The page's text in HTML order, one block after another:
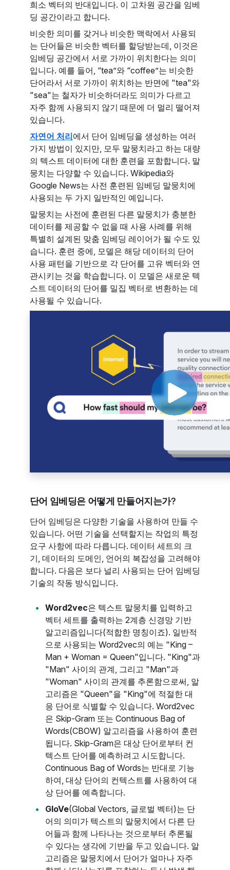
희소 벡터의 반대입니다. 이 고차원 공간을 임베
딩 공간이라고 합니다.
비슷한 의미를 갖거나 비슷한 맥락에서 사용되
는 단어들은 비슷한 벡터를 할당받는데, 이것은
임베딩 공간에서 서로 가까이 위치한다는 의미
입니다. 예를 들어, “tea”와 “coffee”는 비슷한
단어라서 서로 가까이 위치하는 반면에 "tea"와
"sea"는 철자가 비슷하더라도 의미가 다르고
자주 함께 사용되지 않기 때문에 더 멀리 떨어져
있습니다.
자연어 처리에서 단어 임베딩을 생성하는 여러
가지 방법이 있지만, 모두 말뭉치라고 하는 대량
의 텍스트 데이터에 대한 훈련을 포함합니다. 말
뭉치는 다양할 수 있습니다. Wikipedia와
Google News는 사전 훈련된 임베딩 말뭉치에
사용되는 두 가지 일반적인 예입니다.
말뭉치는 사전에 훈련된 다른 말뭉치가 충분한
데이터를 제공할 수 없을 때 사용 사례를 위해
특별히 설계된 맞춤 임베딩 레이어가 될 수도 있
습니다. 훈련 중에, 모델은 해당 데이터의 단어
사용 패턴을 기반으로 각 단어를 고유 벡터와 연
관시키는 것을 학습합니다. 이 모델은 새로운 텍
스트 데이터의 단어를 밀집 벡터로 변환하는 데
사용될 수 있습니다.
단어 임베딩은 어떻게 만들어지는가?
단어 임베딩은 다양한 기술을 사용하여 만들 수
있습니다. 어떤 기술을 선택할지는 작업의 특정
요구 사항에 따라 다릅니다. 데이터 세트의 크
기, 데이터의 도메인, 언어의 복잡성을 고려해야
합니다. 다음은 보다 널리 사용되는 단어 임베딩
기술의 작동 방식입니다.
Word2vec은 텍스트 말뭉치를 입력하고
벡터 세트를 출력하는 2계층 신경망 기반
알고리즘입니다(적합한 명칭이죠). 일반적
으로 사용되는 Word2vec의 예는 "King –
Man + Woman = Queen"입니다. "King"과
"Man" 사이의 관계, 그리고 "Man"과
"Woman" 사이의 관계를 추론함으로써, 알
고리즘은 "Queen"을 "King"에 적절한 대
응 단어로 식별할 수 있습니다. Word2vec
은 Skip-Gram 또는 Continuous Bag of
Words(CBOW) 알고리즘을 사용하여 훈련
됩니다. Skip-Gram은 대상 단어로부터 컨
텍스트 단어를 예측하려고 시도합니다.
Continuous Bag of Words는 반대로 기능
하여, 대상 단어의 컨텍스트를 사용하여 대
상 단어를 예측합니다.
GloVe(Global Vectors, 글로벌 벡터)는 단
어의 의미가 텍스트의 말뭉치에서 다른 단
어들과 함께 나타나는 것으로부터 추론될
수 있다는 생각에 기반을 두고 있습니다. 알
고리즘은 말뭉치에서 단어가 얼마나 자주